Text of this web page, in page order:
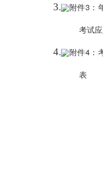
3.
附件3：
考试
4.
附件4：
表